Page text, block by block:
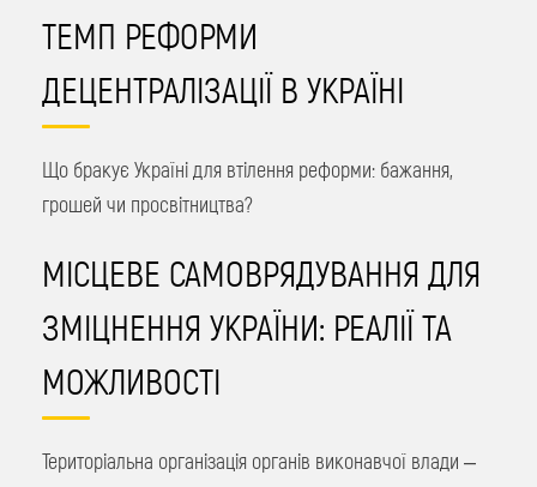
ТЕМП РЕФОРМИ
ДЕЦЕНТРАЛІЗАЦІЇ В УКРАЇНІ
Що бракує Україні для втілення реформи: бажання,
грошей чи просвітництва?
МІСЦЕВЕ САМОВРЯДУВАННЯ ДЛЯ
ЗМІЦНЕННЯ УКРАЇНИ: РЕАЛІЇ ТА
МОЖЛИВОСТІ
Територіальна організація органів виконавчої влади –